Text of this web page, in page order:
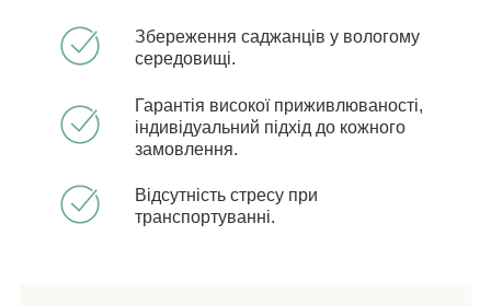
Збереження саджанців у вологому
середовищі.
Гарантія високої приживлюваності,
індивідуальний підхід до кожного
замовлення.
Відсутність стресу при
транспортуванні.